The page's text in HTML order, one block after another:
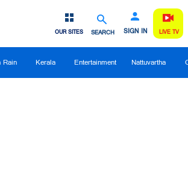
SEARCH SIGN IN
OUR SITES LIVE TV
Rain Kerala Entertainment Nattuvartha